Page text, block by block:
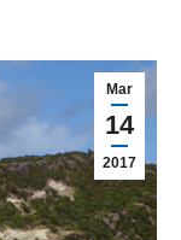
Mar
14
2017